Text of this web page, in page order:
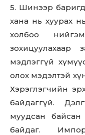
5. Шинээр
хана нь хуурах
холбоо
мэдлэггүй
олох мэдэлтэй
Хэрэглэгчийн
байдаггүй.
муудсан
байдаг.